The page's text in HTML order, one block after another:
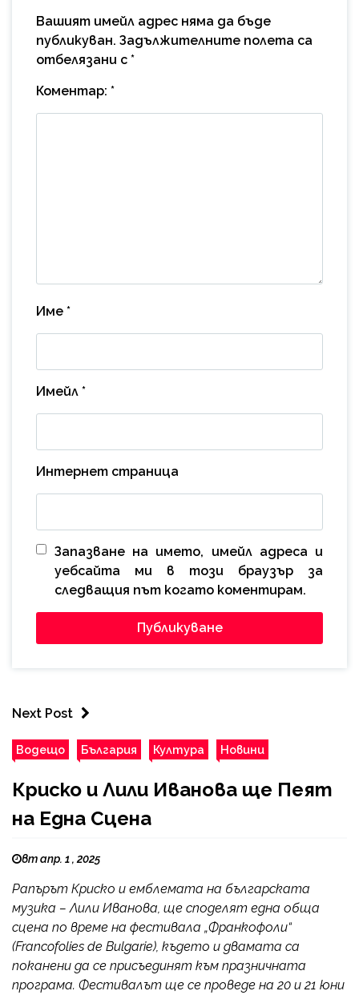
Вашият имейл адрес няма да бъде
публикуван. Задължителните полета са
отбелязани с *
Коментар: *
Име *
Имейл *
Интернет страница
Запазване на името, имейл адреса и
уебсайта ми в този браузър за
следващия път когато коментирам.
Next Post
Водещо България Култура Новини
Криско и Лили Иванова ще Пеят
на Една Сцена
вт апр. 1 , 2025
Рапърът Криско и емблемата на българската
музика – Лили Иванова, ще споделят една обща
сцена по време на фестивала „Франкофоли“
(Francofolies de Bulgarie), където и двамата са
поканени да се присъединят към празничната
програма. Фестивалът ще се проведе на 20 и 21 юни